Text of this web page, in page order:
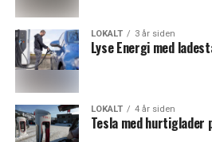
LOKALT 3 år siden
Lyse Energi med
LOKALT 4 år siden
Tesla med hurtiglader